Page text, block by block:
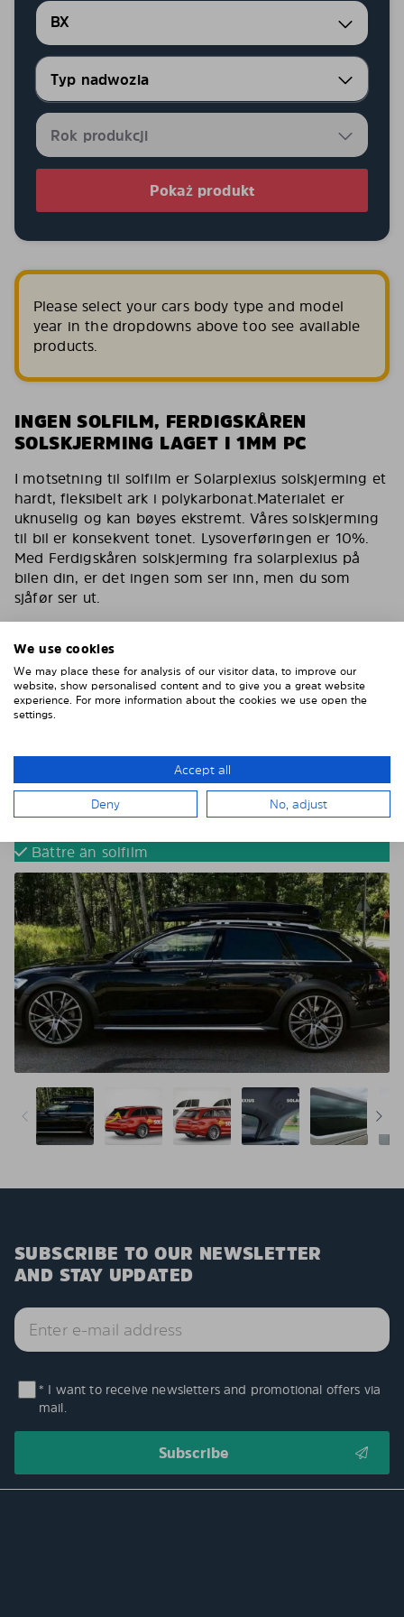
BX
Pokaż produkt
Please select your cars body type and model
year in the dropdowns above too see available
products.
INGEN SOLFILM, FERDIGSKÅREN
SOLSKJERMING LAGET I 1MM PC
I motsetning til solfilm er Solarplexius solskjerming et
hardt, fleksibelt ark i polykarbonat.Materialet er
uknuselig og kan bøyes ekstremt. Våres solskjerming
til bil er konsekvent tonet. Lysoverføringen er 10%.
Med Ferdigskåren solskjerming fra solarplexius på
bilen din, er det ingen som ser inn, men du som
sjåfør ser ut.
Du har de samme egenskapene som en solfilm for
bilen med våres solskjerming. Reduserer varmen,
fjerner 90% av direkte sollys. Solskjerming for bilen
din som også er kollisjonstestet av svenske VTI og
godkjent av tyske TÜF.
Enklare och smartare än solfilm
Montera enkelt på 15 minuter
Tona dina bilrutor utan solfilm
Bättre än solfilm
SUBSCRIBE TO OUR NEWSLETTER
AND STAY UPDATED
* I want to receive newsletters and promotional offers via
mail.
We use cookies
We may place these for analysis of our visitor data, to improve our
website, show personalised content and to give you a great website
experience. For more information about the cookies we use open the
settings.
Accept all
Deny No, adjust